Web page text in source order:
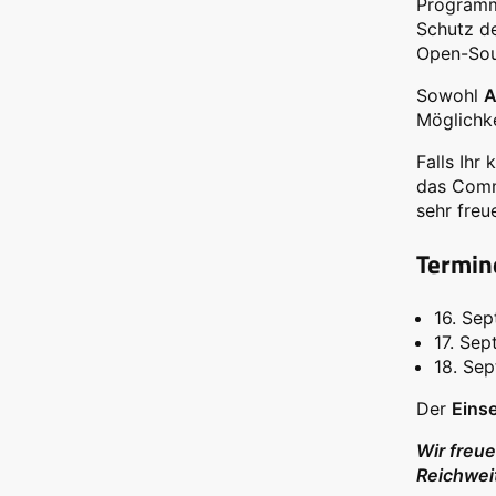
Schutz
Open-
Sowohl
Falls Ihr
das
sehr
16.
17.
18.
Der
Wir